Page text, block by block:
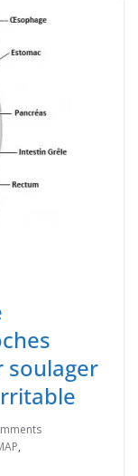
soulager
,